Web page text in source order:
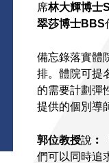
席林大輝博士
翠莎博士BBS
備忘錄落實體
排。體院可提
的需要計劃彈
提供的個別導
郭位教授說 ︰
們可以同時追